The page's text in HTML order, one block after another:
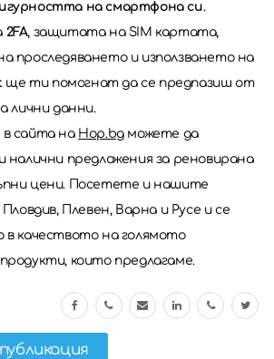
на смартфона си.
2FA, защитата на SIM картата,
проследяването и използването на
ще ти помогнат да се предпазиш от
лични данни.
сайта на Hop.bgможете да
налични предложения за реновирана
цени. Посетете и нашите
Плевен, Варна и Русе и се
в качеството на голямото
които предлагаме.